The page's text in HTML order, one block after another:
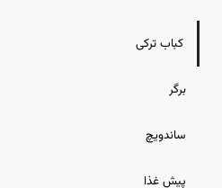
کباب ترکی
برگر
ساندویچ
پیش غذا